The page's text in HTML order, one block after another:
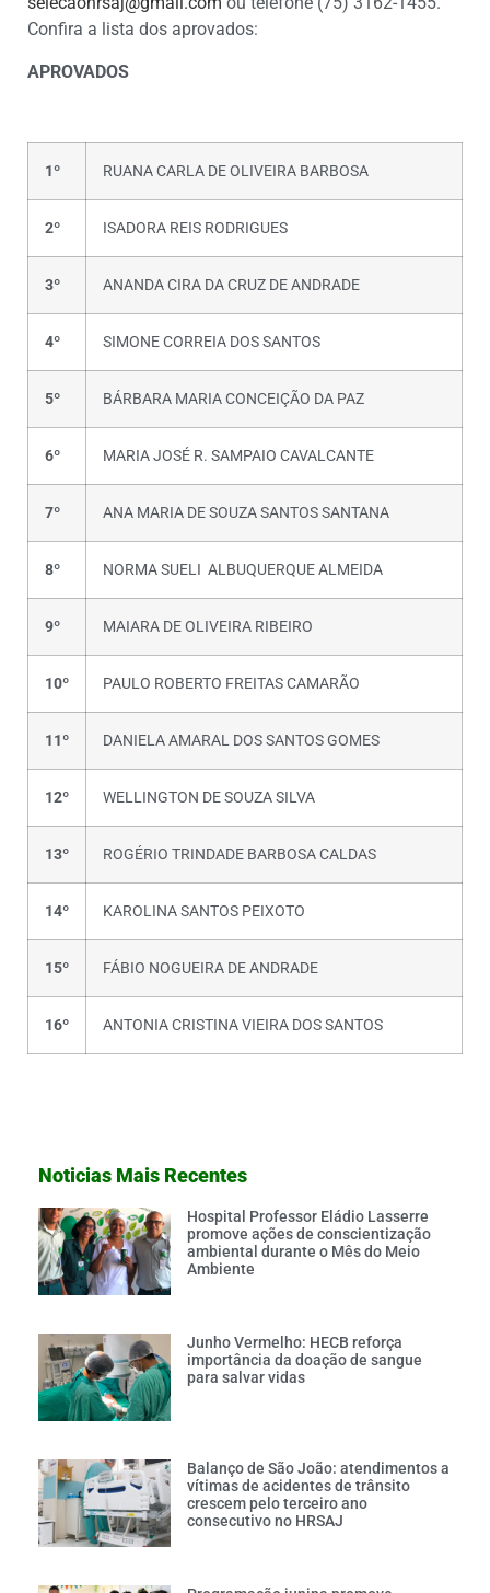
Confira a lista dos aprovados:
APROVADOS
1º RUANA CARLA DE OLIVEIRA BARBOSA
2º ISADORA REIS RODRIGUES
3º ANANDA CIRA DA CRUZ DE ANDRADE
4º SIMONE CORREIA DOS SANTOS
5º BÁRBARA MARIA CONCEIÇÃO DA PAZ
6º MARIA JOSÉ R. SAMPAIO CAVALCANTE
7º ANA MARIA DE SOUZA SANTOS SANTANA
8º NORMA SUELI ALBUQUERQUE ALMEIDA
9º MAIARA DE OLIVEIRA RIBEIRO
10º PAULO ROBERTO FREITAS CAMARÃO
11º DANIELA AMARAL DOS SANTOS GOMES
12º WELLINGTON DE SOUZA SILVA
13º ROGÉRIO TRINDADE BARBOSA CALDAS
14º KAROLINA SANTOS PEIXOTO
15º FÁBIO NOGUEIRA DE ANDRADE
16º ANTONIA CRISTINA VIEIRA DOS SANTOS
Noticias Mais Recentes
Hospital Professor Eládio Lasserre
promove ações de conscientização
ambiental durante o Mês do Meio
Ambiente
Junho Vermelho: HECB reforça
importância da doação de sangue
para salvar vidas
Balanço de São João: atendimentos a
vítimas de acidentes de trânsito
crescem pelo terceiro ano
consecutivo no HRSAJ